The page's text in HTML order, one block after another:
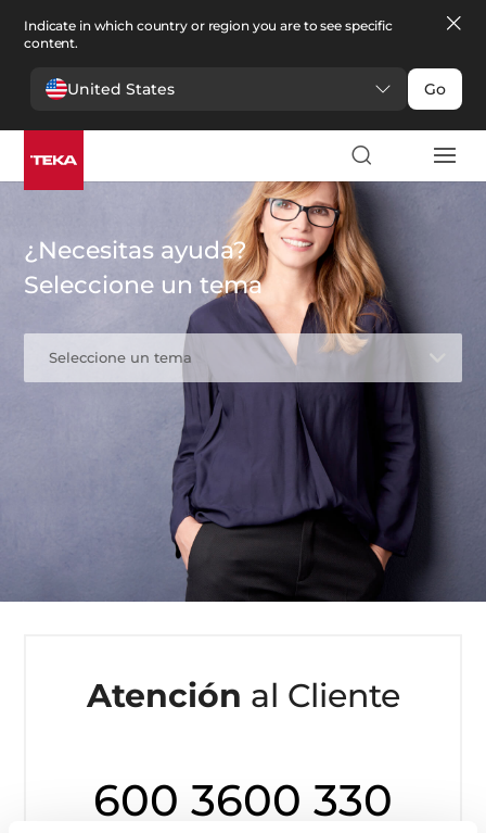
Indicate in which country or region you are to see specific
content.
United States Go
¿Necesitas ayuda?
Seleccione un tema
Seleccione un tema
Atención al Cliente
600 3600 330